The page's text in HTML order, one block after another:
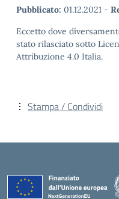
Pubblicato: 01.12.2021 -
Eccetto dove
stato rilasciato sotto
Attribuzione 4.0 Italia.
Stampa / Condividi